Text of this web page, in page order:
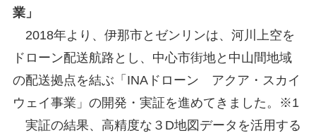
業」
2018年より、伊那市とゼンリンは、河川上空を
ドローン配送航路とし、中心市街地と中山間地域
の配送拠点を結ぶ「INAドローン アクア・スカイ
ウェイ事業」の開発・実証を進めてきました。※1
実証の結果、高精度な３D地図データを活用する